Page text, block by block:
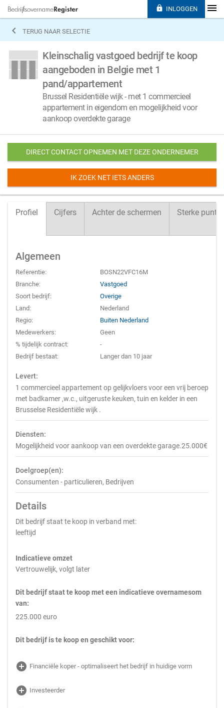
 TERUG NAAR SELECTIE
Kleinschalig vastgoed bedrijf te koop
aangeboden in Belgie met 1
pand/appartement
Brussel Residentiële wijk - met 1 commercieel
appartement in eigendom en mogelijkheid voor
aankoop overdekte garage
DIRECT CONTACT OPNEMEN MET DEZE ONDERNEMER
IK ZOEK NET IETS ANDERS
Profiel Cijfers Achter de schermen Sterke
Algemeen
Referentie:
BOSN22VFC16M
Branche:
Vastgoed
Soort bedrijf:
Overige
Land:
Nederland
Regio:
Buiten Nederland
Medewerkers:
Geen
% tijdelijk contract:
-
Bedrijf bestaat:
Langer dan 10 jaar
Levert:
1 commercieel appartement op gelijkvloers voor een vrij beroep
met badkamer ,w.c., uitgeruste keuken, tuin en kelder in een
Brusselse Residentiële wijk .
Diensten:
Mogelijkheid voor aankoop van een overdekte garage.25.000€
Doelgroep(en):
Consumenten - particulieren, Bedrijven
Details
Dit bedrijf staat te koop in verband met:
leeftijd
Indicatieve omzet
Vertrouwelijk, volgt later
Dit bedrijf staat te koop met een indicatieve overnamesom
van:
225.000 euro
Dit bedrijf is te koop en geschikt voor:
add_circle Financiële koper - optimaliseert het bedrijf in huidige vorm
add_circle Investeerder
 INLOGGEN